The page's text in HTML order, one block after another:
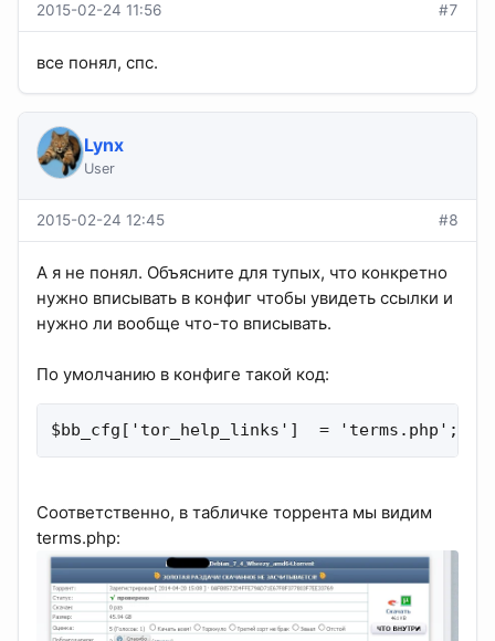
2015-02-24 11:56 #7
все понял, спс.
Lynx
User
2015-02-24 12:45 #8
А я не понял. Объясните для тупых, что конкретно
нужно вписывать в конфиг чтобы увидеть ссылки и
нужно ли вообще что-то вписывать.
По умолчанию в конфиге такой код:
$bb_cfg['tor_help_links']  = 'terms.php';
Соответственно, в табличке торрента мы видим
terms.php: